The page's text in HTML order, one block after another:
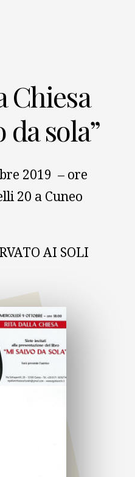
Chiesa
da sola”
2019 – ore
20 a Cuneo
AI SOLI